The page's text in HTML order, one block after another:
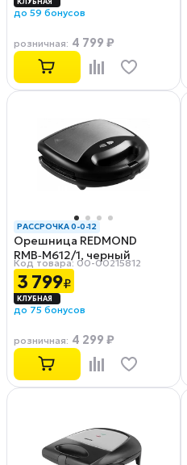
до 59 бонусов
розничная: 4 799 ₽
РАССРОЧКА 0-0-12
Орешница REDMOND
RMB‑M612/1, черный
Код товара: 00-00215812
3 799₽
до 75 бонусов
розничная: 4 299 ₽